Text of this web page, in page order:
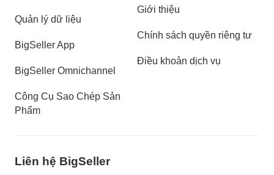
Quản lý dữ liệu
BigSeller App
BigSeller Omnichannel
Công Cụ Sao Chép Sản
Phẩm
Giới thiệu
Chính sách quyền riêng tư
Điều khoản dịch vụ
Liên hệ BigSeller